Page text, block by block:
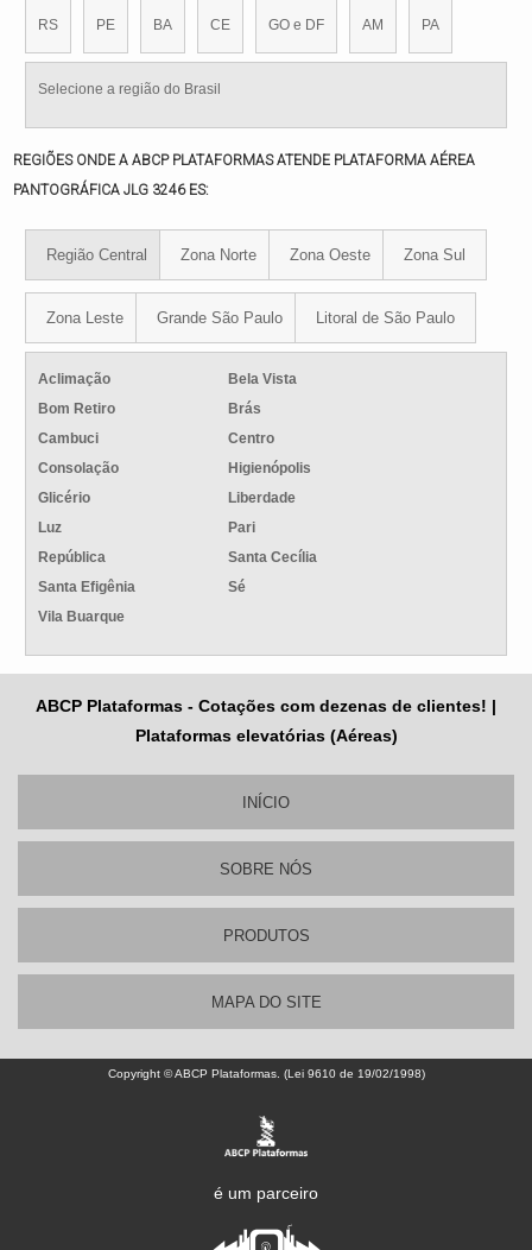
RS PE BA CE GO e DF AM PA
Selecione a região do Brasil
REGIÕES ONDE A ABCP PLATAFORMAS ATENDE PLATAFORMA AÉREA
PANTOGRÁFICA JLG 3246 ES:
Região Central Zona Norte Zona Oeste Zona Sul
Zona Leste Grande São Paulo Litoral de São Paulo
Aclimação
Bela Vista
Bom Retiro
Brás
Cambuci
Centro
Consolação
Higienópolis
Glicério
Liberdade
Luz
Pari
República
Santa Cecília
Santa Efigênia
Sé
Vila Buarque
ABCP Plataformas - Cotações com dezenas de clientes! |
Plataformas elevatórias (Aéreas)
INÍCIO
SOBRE NÓS
PRODUTOS
MAPA DO SITE
Copyright © ABCP Plataformas. (Lei 9610 de 19/02/1998)
é um parceiro